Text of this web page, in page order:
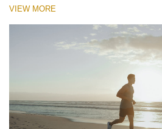
VIEW MORE